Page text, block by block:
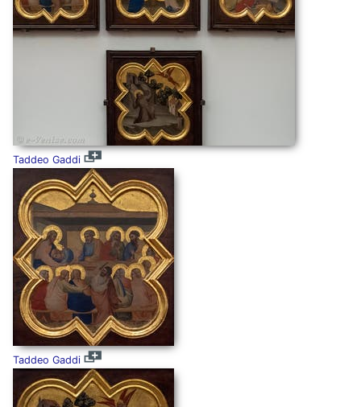
Taddeo Gaddi
Taddeo Gaddi